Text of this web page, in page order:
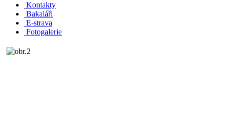
Kontakty
Bakaláři
E-strava
Fotogalerie